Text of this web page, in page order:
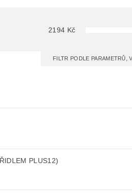
2194 Kč
FILTR PODLE PARAMETRŮ,
PLUS12)